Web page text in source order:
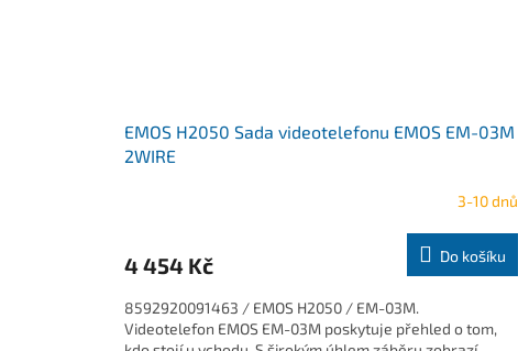
EMOS H2050 Sada videotelefonu EMOS EM-03M
2WIRE
3-10 dnů
4 454 Kč Do košíku
8592920091463 / EMOS H2050 / EM-03M.
Videotelefon EMOS EM-03M poskytuje přehled o tom,